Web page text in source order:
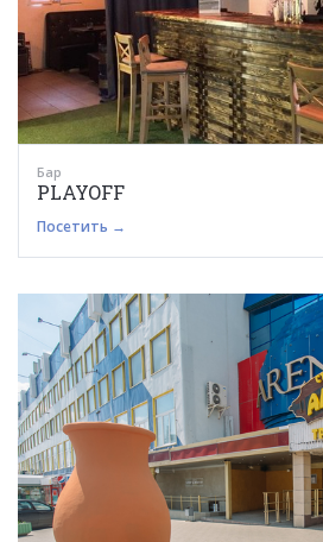
Бар
PLAYOFF
Посетить →